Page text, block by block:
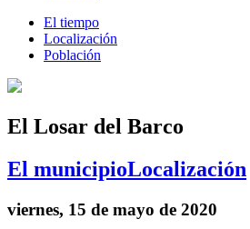
El tiempo
Localización
Población
El Losar del Barco
El municipioLocalización
viernes, 15 de mayo de 2020